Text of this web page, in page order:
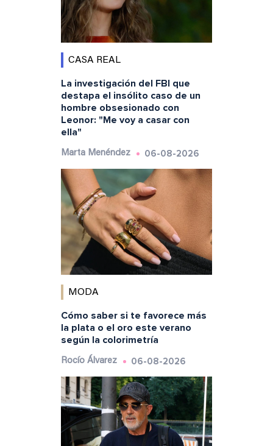
CASA REAL
La investigación del FBI que
destapa el insólito caso de un
hombre obsesionado con
Leonor: "Me voy a casar con
ella"
Marta Menéndez 06-08-2026
MODA
Cómo saber si te favorece más
la plata o el oro este verano
según la colorimetría
Rocío Álvarez 06-08-2026